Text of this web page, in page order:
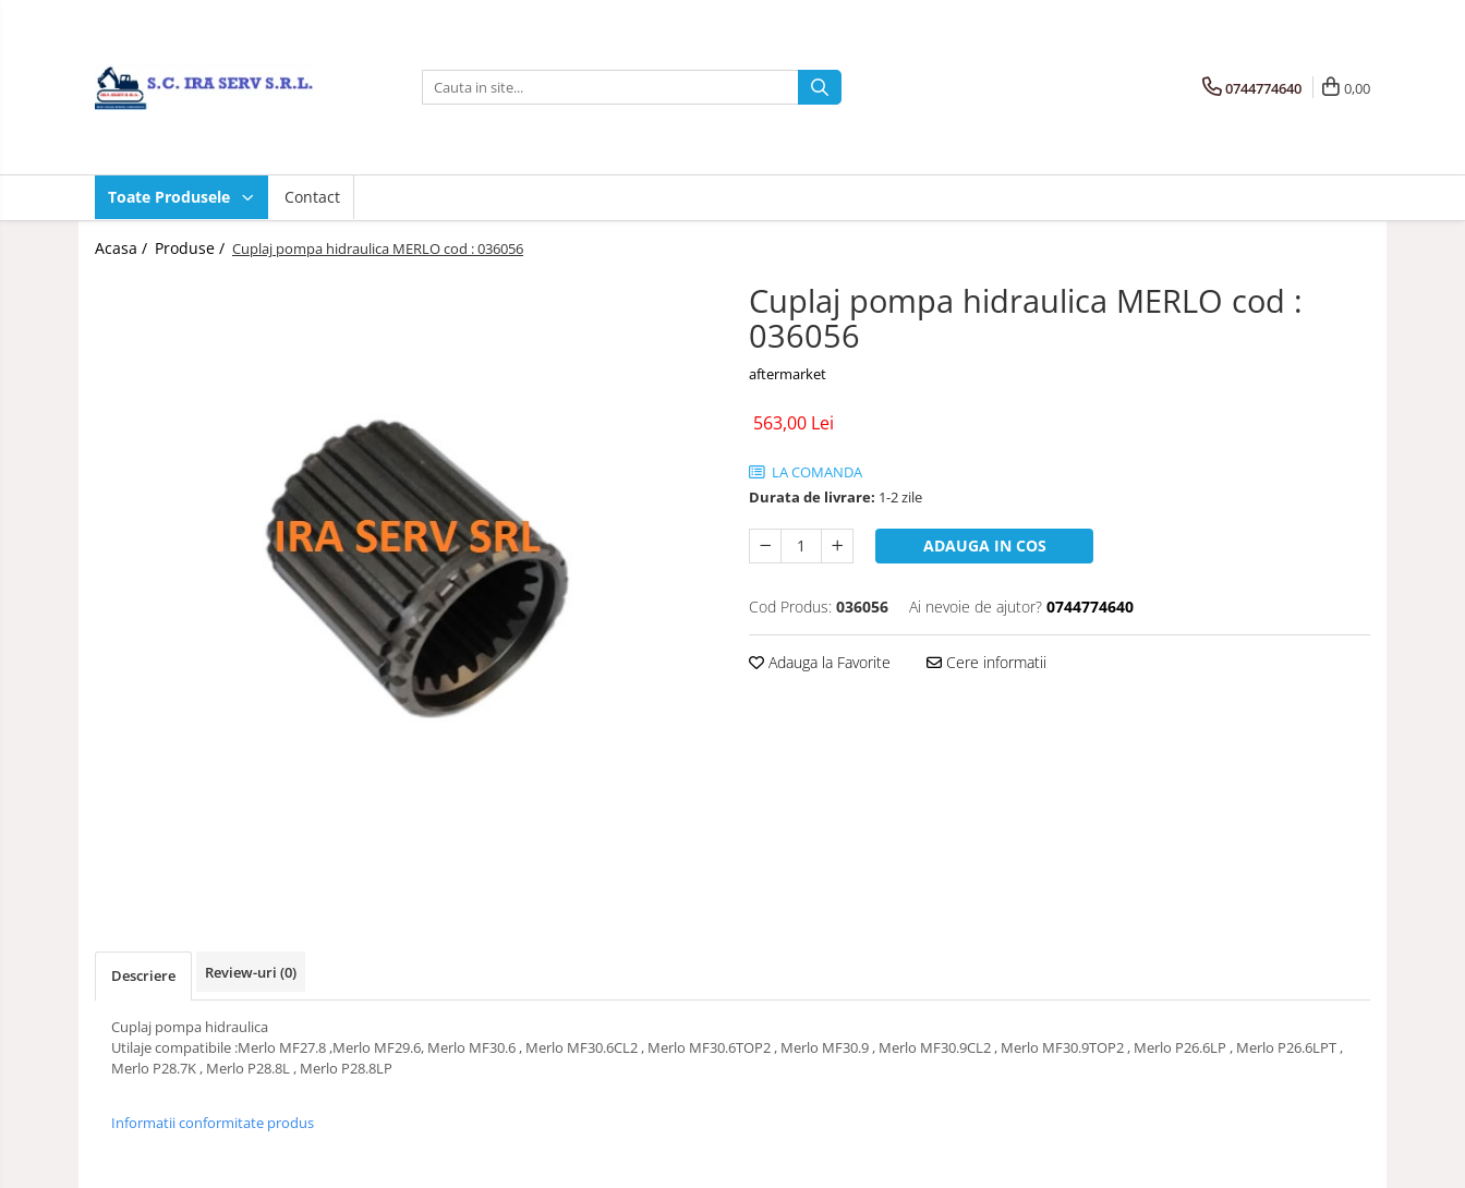
Toate Produsele
PIESE UTILAJE DIVERSE
PIESE CATERPILLAR
PIESE KOMATSU
0744774640 0,00
Toate Produsele Contact
Acasa / Produse / Cuplaj pompa hidraulica MERLO cod : 036056
Cuplaj pompa hidraulica MERLO cod :
036056
aftermarket
563,00 Lei
LA COMANDA
Durata de livrare: 1-2 zile
ADAUGA IN COS
Cod Produs: 036056 Ai nevoie de ajutor? 0744774640
Adauga la Favorite Cere informatii
Descriere Review-uri (0)
Cuplaj pompa hidraulica
Utilaje compatibile :Merlo MF27.8 ,Merlo MF29.6, Merlo MF30.6 , Merlo MF30.6CL2 , Merlo MF30.6TOP2 , Merlo MF30.9 , Merlo MF30.9CL2 , Merlo MF30.9TOP2 , Merlo P26.6LP , Merlo P26.6LPT ,
Merlo P28.7K , Merlo P28.8L , Merlo P28.8LP
Informatii conformitate produs